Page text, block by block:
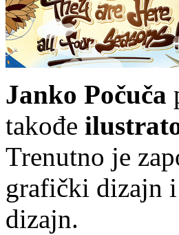
Janko Počuča
takođe
Trenutno je
grafički dizajn
dizajn.